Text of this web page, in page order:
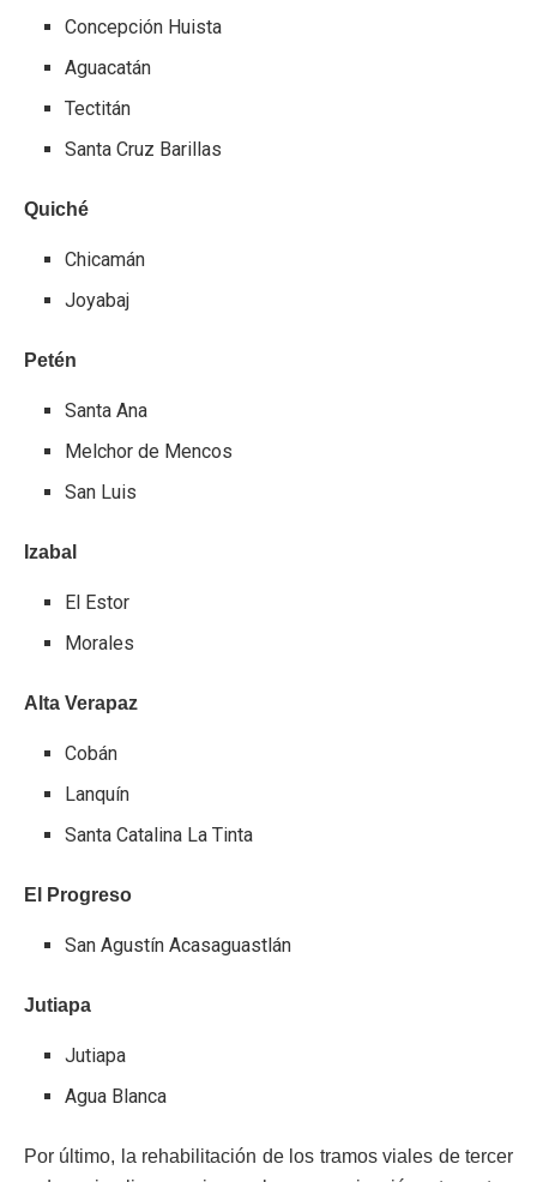
Concepción Huista
Aguacatán
Tectitán
Santa Cruz Barillas
Quiché
Chicamán
Joyabaj
Petén
Santa Ana
Melchor de Mencos
San Luis
Izabal
El Estor
Morales
Alta Verapaz
Cobán
Lanquín
Santa Catalina La Tinta
El Progreso
San Agustín Acasaguastlán
Jutiapa
Jutiapa
Agua Blanca
Por último, la rehabilitación de los tramos viales de tercer